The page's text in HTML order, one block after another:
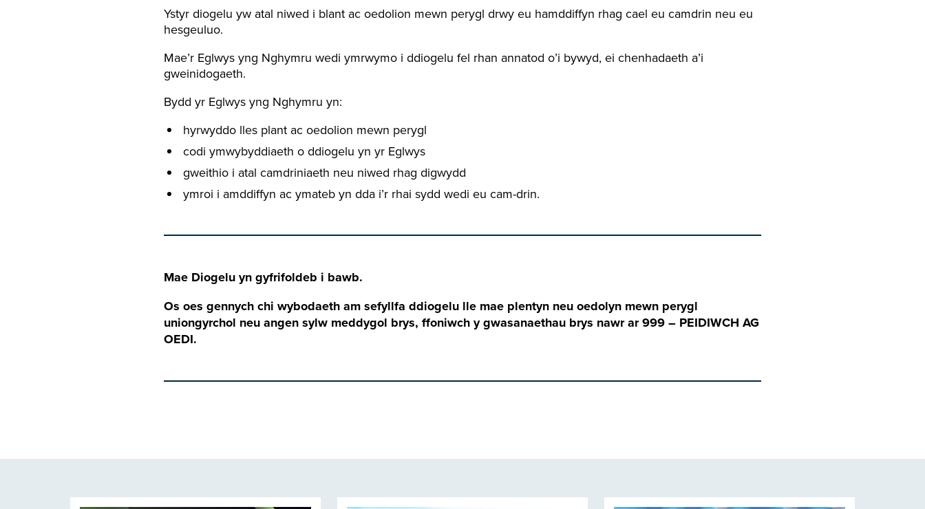
Ystyr diogelu yw atal niwed i blant ac oedolion mewn perygl drwy eu hamddiffyn rhag cael eu camdrin neu eu
hesgeuluo.
Mae’r Eglwys yng Nghymru wedi ymrwymo i ddiogelu fel rhan annatod o’i bywyd, ei chenhadaeth a’i
gweinidogaeth.
Bydd yr Eglwys yng Nghymru yn:
hyrwyddo lles plant ac oedolion mewn perygl
codi ymwybyddiaeth o ddiogelu yn yr Eglwys
gweithio i atal camdriniaeth neu niwed rhag digwydd
ymroi i amddiffyn ac ymateb yn dda i’r rhai sydd wedi eu cam-drin.
Mae Diogelu yn gyfrifoldeb i bawb.
Os oes gennych chi wybodaeth am sefyllfa ddiogelu lle mae plentyn neu oedolyn mewn perygl
uniongyrchol neu angen sylw meddygol brys, ffoniwch y gwasanaethau brys nawr ar 999 – PEIDIWCH AG
OEDI.